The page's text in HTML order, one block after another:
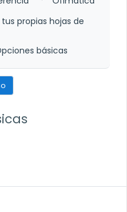
propias hojas de
básicas